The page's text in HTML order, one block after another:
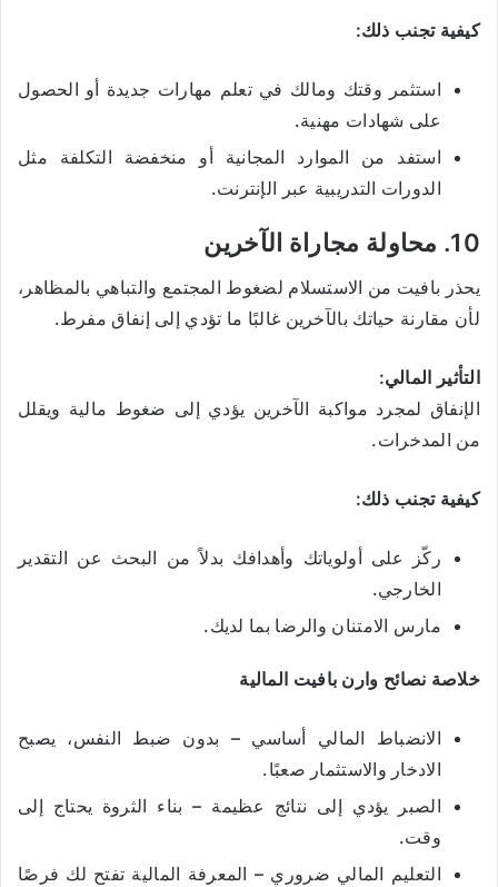
كيفية تجنب ذلك:
استثمر وقتك ومالك في تعلم مهارات جديدة أو الحصول
على شهادات مهنية.
استفد من الموارد المجانية أو منخفضة التكلفة مثل
الدورات التدريبية عبر الإنترنت.
10. محاولة مجاراة الآخرين
يحذر بافيت من الاستسلام لضغوط المجتمع والتباهي بالمظاهر،
لأن مقارنة حياتك بالآخرين غالبًا ما تؤدي إلى إنفاق مفرط.
التأثير المالي:
الإنفاق لمجرد مواكبة الآخرين يؤدي إلى ضغوط مالية ويقلل
من المدخرات.
كيفية تجنب ذلك:
ركّز على أولوياتك وأهدافك بدلاً من البحث عن التقدير
الخارجي.
مارس الامتنان والرضا بما لديك.
خلاصة نصائح وارن بافيت المالية
الانضباط المالي أساسي – بدون ضبط النفس، يصبح
الادخار والاستثمار صعبًا.
الصبر يؤدي إلى نتائج عظيمة – بناء الثروة يحتاج إلى
وقت.
التعليم المالي ضروري – المعرفة المالية تفتح لك فرصًا